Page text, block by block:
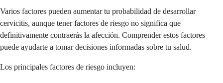
Varios factores pueden aumentar tu probabilidad de desarrollar
cervicitis, aunque tener factores de riesgo no significa que
definitivamente contraerás la afección. Comprender estos factores
puede ayudarte a tomar decisiones informadas sobre tu salud.
Los principales factores de riesgo incluyen: